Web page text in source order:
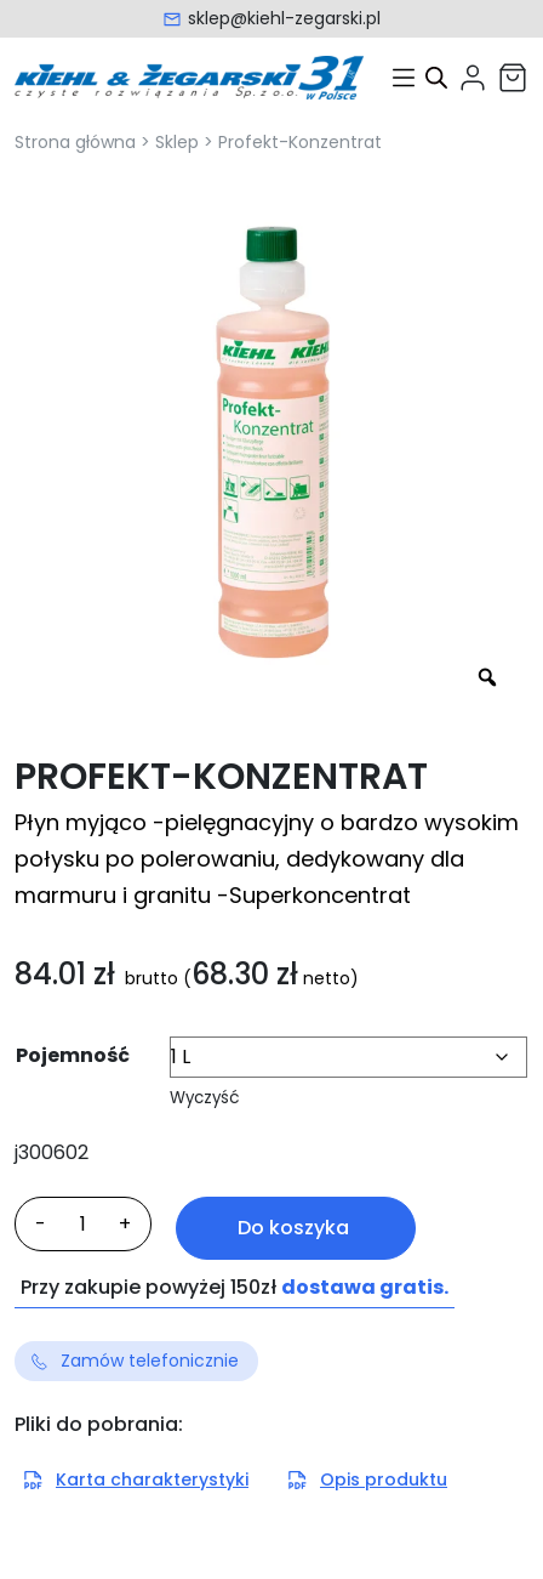
sklep@kiehl-zegarski.pl
Strona główna > Sklep > Profekt-Konzentrat
PROFEKT-KONZENTRAT
Płyn myjąco -pielęgnacyjny o bardzo wysokim
połysku po polerowaniu, dedykowany dla
marmuru i granitu -Superkoncentrat
84.01 zł brutto (68.30 zł netto)
Pojemność
Wyczyść
j300602
-
ilość
Profekt-
Konzentrat
+ Do koszyka
Przy zakupie powyżej 150zł dostawa gratis.
Zamów telefonicznie
Pliki do pobrania:
Karta charakterystyki Opis produktu